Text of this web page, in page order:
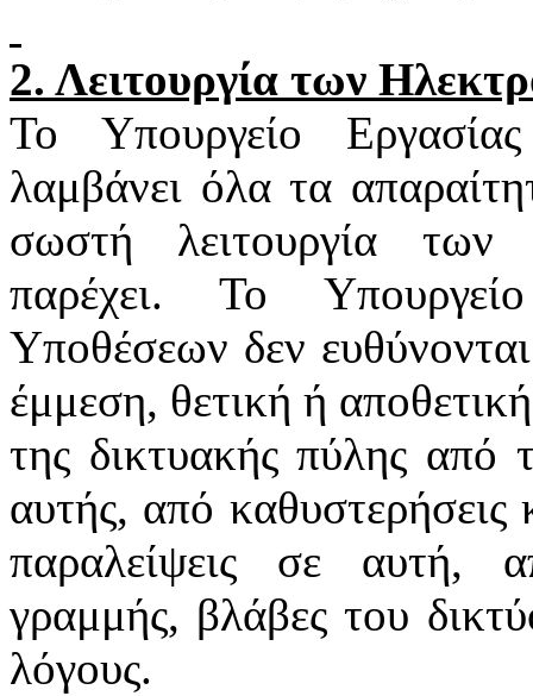
2. Λειτουργία των
Το Υπουργείο
λαμβάνει όλα τα
σωστή λειτουργία των
παρέχει. Το
Υποθέσεων δεν
έμμεση, θετική ή
της δικτυακής πύλης
αυτής, από
παραλείψεις σε αυτή,
γραμμής, βλάβες του
λόγους.